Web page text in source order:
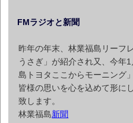
FMラジオと新聞
昨年の年末、林業福島リーフ
うさぎ」が紹介され又、今年
島トヨタここからモーニング
皆様の思いを心を込めて形に
致します。
林業福島新聞